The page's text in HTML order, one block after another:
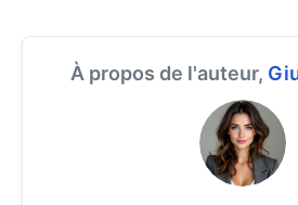
À propos de l'auteur,